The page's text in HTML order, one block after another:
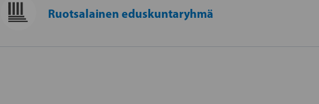
Ruotsalainen eduskuntaryhmä